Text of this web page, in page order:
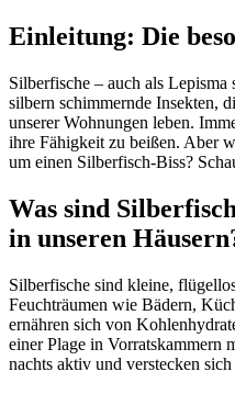
Einleitung: Die
Silberfische – auch als
silbern schimmernde Insekten,
unserer Wohnungen leben.
ihre Fähigkeit zu beißen. Aber
um einen Silberfisch-Biss?
Was sind
in unseren
Silberfische sind kleine,
Feuchträumen wie Bädern,
ernähren sich von
einer Plage in Vorratskammern
nachts aktiv und verstecken